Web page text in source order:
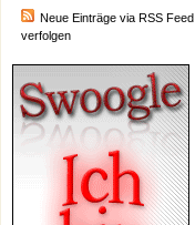
Neue Einträge via RSS Feed
verfolgen